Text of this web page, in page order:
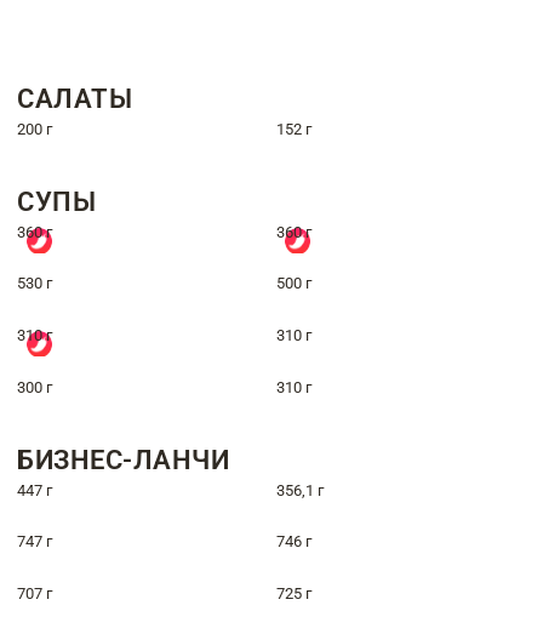
САЛАТЫ
200 г 152 г
СУПЫ
360 г 360 г
530 г 500 г
310 г 310 г
300 г 310 г
БИЗНЕС-ЛАНЧИ
447 г 356,1 г
747 г 746 г
707 г 725 г